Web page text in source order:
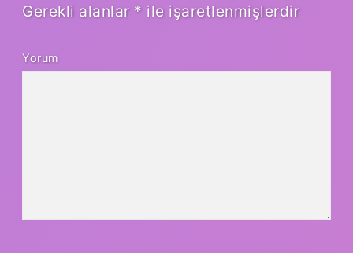
Gerekli alanlar * ile işaretlenmişlerdir
Yorum